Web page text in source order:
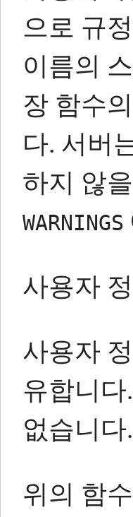
으로 규
이름의
장 함수
다. 서버
하지 않
WARNINGS
사용자
사용자
유합니다.
없습니다.
위의 함